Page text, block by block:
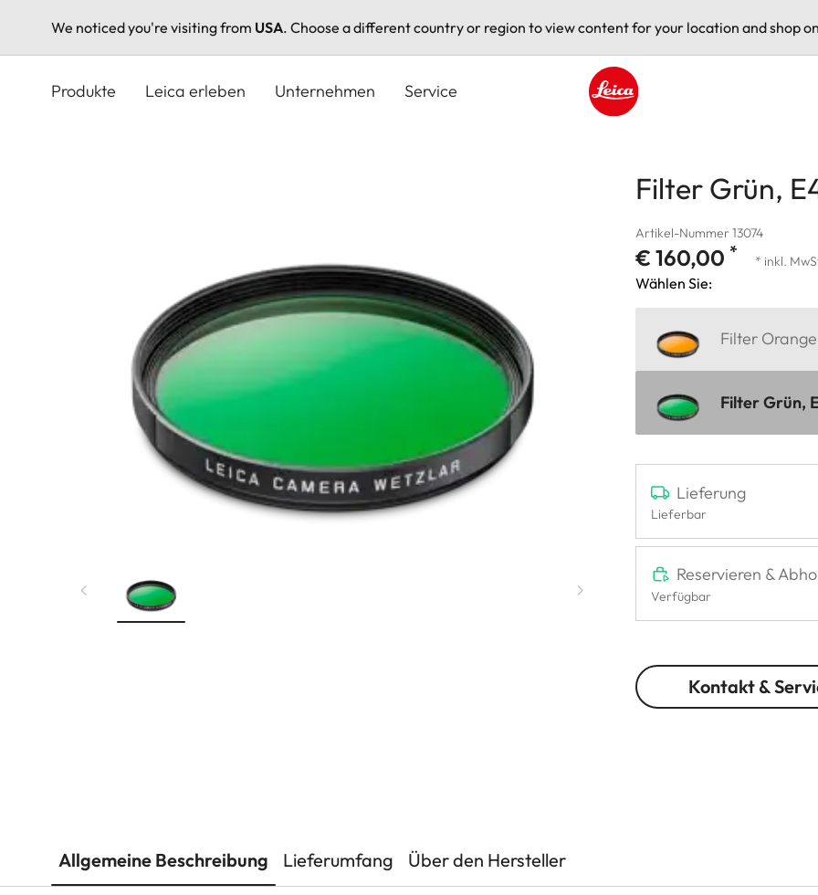
We noticed you're visiting from USA. Choose a different country or region to view content for your location and shop
Produkte Leica erleben Unternehmen Service
Filter Grün,
Artikel-Nummer 13074
€ 160,00 * * inkl.
Wählen Sie:
Filter
Filter Grün,
Lieferung
Lieferbar
Reservieren &
Verfügbar
Kontakt &
Allgemeine Beschreibung Lieferumfang Über den Hersteller